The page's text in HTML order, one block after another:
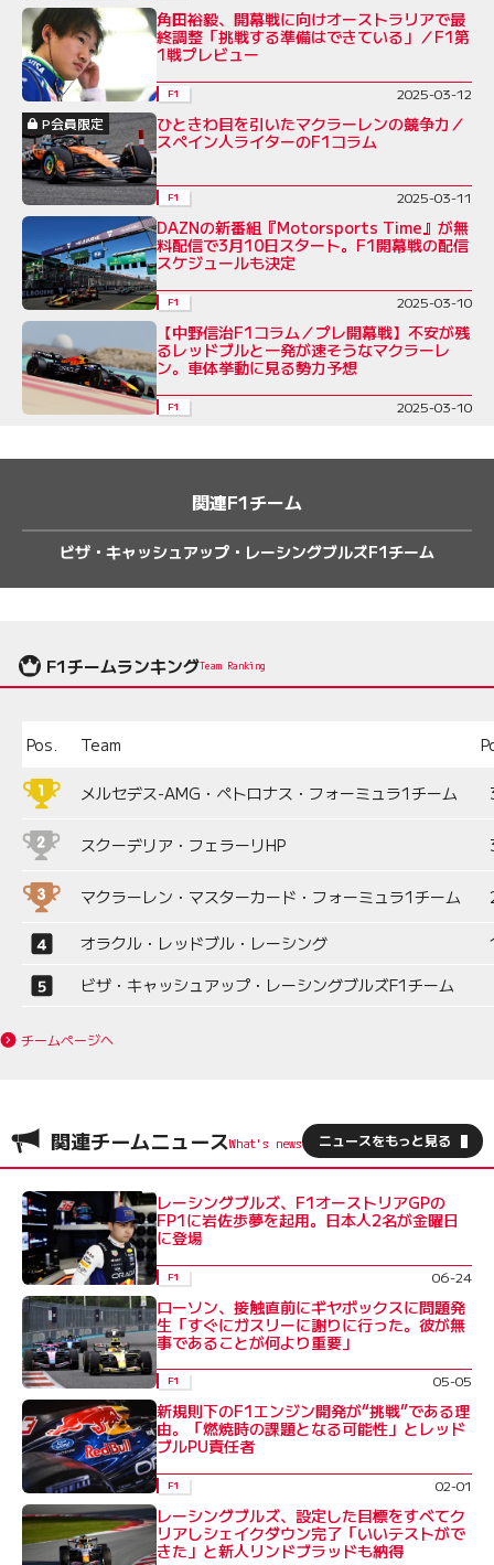
角田裕毅、開幕戦に向けオーストラリアで最
終調整「挑戦する準備はできている」／F1第
1戦プレビュー
F1
2025-03-12
P会員限定
ひときわ目を引いたマクラーレンの競争力／
スペイン人ライターのF1コラム
F1 2025-03-11
DAZNの新番組『Motorsports Time』が無
料配信で3月10日スタート。F1開幕戦の配信
スケジュールも決定
F1 2025-03-10
【中野信治F1コラム／プレ開幕戦】不安が残
るレッドブルと一発が速そうなマクラーレ
ン。車体挙動に見る勢力予想
F1 2025-03-10
関連F1チーム
ビザ・キャッシュアップ・レーシングブルズF1チーム
F1チームランキングTeam Ranking
Pos. Team
メルセデス-AMG・ペトロナス・フォーミュラ1チーム
スクーデリア・フェラーリHP
マクラーレン・マスターカード・フォーミュラ1チーム
オラクル・レッドブル・レーシング
ビザ・キャッシュアップ・レーシングブルズF1チーム
チームページへ
関連チームニュース ニュースをもっと見る
レーシングブルズ、F1オーストリアGPの
FP1に岩佐歩夢を起用。日本人2名が金曜日
に登場
F1 06-24
ローソン、接触直前にギヤボックスに問題発
生「すぐにガスリーに謝りに行った。彼が無
事であることが何より重要」
F1 05-05
新規則下のF1エンジン開発が“挑戦”である理
由。「燃焼時の課題となる可能性」とレッド
ブルPU責任者
F1 02-01
レーシングブルズ、設定した目標をすべてク
リアしシェイクダウン完了「いいテストがで
きた」と新人リンドブラッドも納得